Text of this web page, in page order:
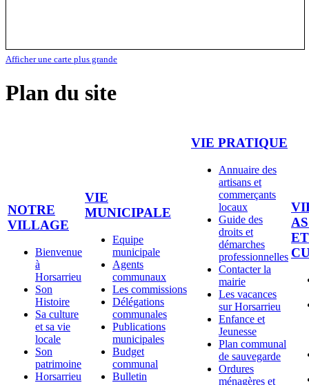
Afficher une carte plus grande
Plan du site
NOTRE
VILLAGE
Bienvenue
à
Horsarrieu
Son
Histoire
Sa culture
et sa vie
locale
Son
patrimoine
Horsarrieu
VIE
MUNICIPALE
Equipe
municipale
Agents
communaux
Les commissions
Délégations
communales
Publications
municipales
Budget
communal
Bulletin
VIE PRATIQUE
Annuaire des
artisans et
commerçants
locaux
Guide des
droits et
démarches
professionnelles
Contacter la
mairie
Les vacances
sur Horsarrieu
Enfance et
Jeunesse
Plan communal
de sauvegarde
Ordures
ménagères et
ET